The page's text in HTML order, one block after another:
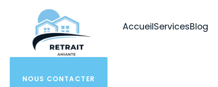
AccueilServicesBlog
NOUS CONTACTER